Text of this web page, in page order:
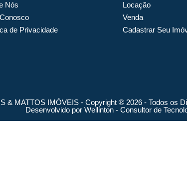
Nós
de Privacidade
Locação
Venda
Cadastrar Seu
& MATTOS IMÓVEIS - Copyright ® 2026 - Todos os
Desenvolvido por Wellinton - Consultor de